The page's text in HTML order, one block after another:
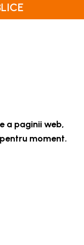
a paginii web,
moment.